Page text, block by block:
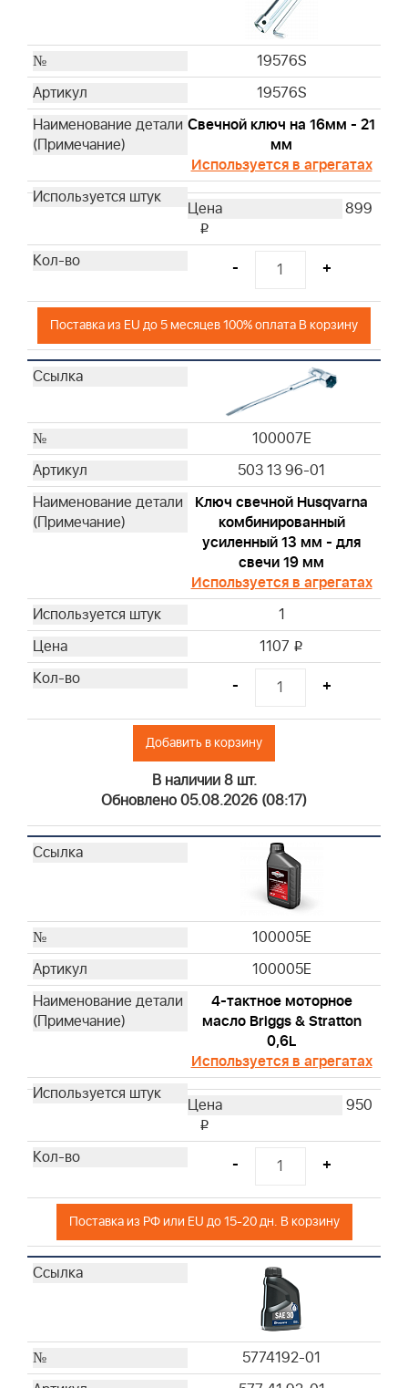
19576S
19576S
Свечной ключ на 16мм - 21
мм
Используется в агрегатах
899
i
- +
Поставка из EU до 5 месяцев 100% оплата В корзину
100007E
503 13 96-01
Ключ свечной Husqvarna
комбинированный
усиленный 13 мм - для
свечи 19 мм
Используется в агрегатах
1
1107 i
- +
Добавить в корзину
В наличии 8 шт.
Обновлено 05.08.2026 (08:17)
100005E
100005E
4-тактное моторное
масло Briggs & Stratton
0,6L
Используется в агрегатах
950
i
- +
Поставка из РФ или EU до 15-20 дн. В корзину
5774192-01